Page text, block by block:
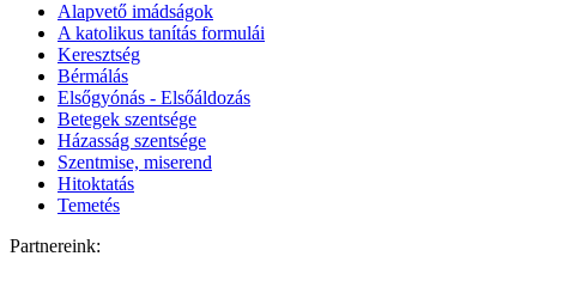
Alapvető imádságok
A katolikus tanítás formulái
Keresztség
Bérmálás
Elsőgyónás - Elsőáldozás
Betegek szentsége
Házasság szentsége
Szentmise, miserend
Hitoktatás
Temetés
Partnereink: